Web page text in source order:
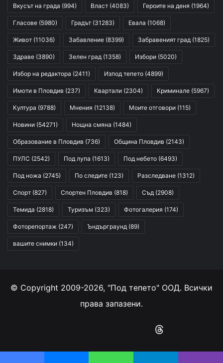
Вкусът на града (994) Власт (4083) Героите на деня (1964)
Гласове (5980) Градът (31283) Евала (1068)
Живот (11036) Забавление (8399) Забравеният град (1825)
Здраве (3890) Зелен град (1358) Избори (5020)
Избор на редактора (2411) Изпод тепето (4899)
Имоти в Пловдив (237) Квартали (2304) Криминале (5967)
Култура (9788) Мнения (12138) Моите отговори (115)
Новини (54271) Нощна смяна (1484)
Образование в Пловдив (736) Община Пловдив (2143)
ПУЛС (2542) Под лупа (1613) Под небето (6493)
Под ножа (2745) По следите (123) Разследване (1312)
Спорт (827) Спортен Пловдив (818) Съд (2908)
Темида (2818) Туризъм (323) Фотогалерия (174)
Фоторепортаж (247) Ъндърграунд (89)
вашите снимки (134)
© Copyright 2009-2026, "Под тепето" ООД. Всички
права запазени.
Instagram
RSS